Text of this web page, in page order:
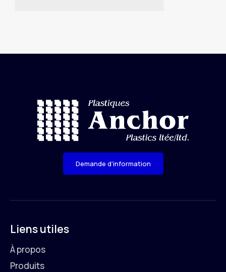
Demande d'information
Liens utiles
À propos
Produits